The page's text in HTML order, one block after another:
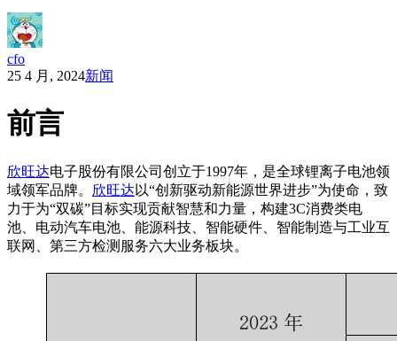
cfo
25 4 月, 2024新闻
前言
欣旺达电子股份有限公司创立于1997年，是全球锂离子电池领
域领军品牌。 欣旺达 以“创新驱动新能源世界进步”为使命，致
力于为“双碳”目标实现贡献智慧和力量，构建3C消费类电
池、电动汽车电池、能源科技、智能硬件、智能制造与工业互
联网、第三方检测服务六大业务板块。